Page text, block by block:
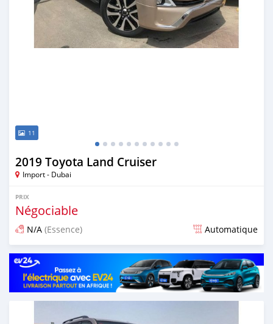
11
2019 Toyota Land Cruiser
Import - Dubai
PRIX
Négociable
N/A (Essence) Automatique
Publié il y a plus de 6 ans